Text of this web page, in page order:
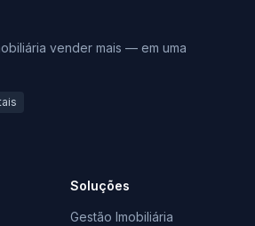
vender mais — em uma
Soluções
Gestão Imobiliária